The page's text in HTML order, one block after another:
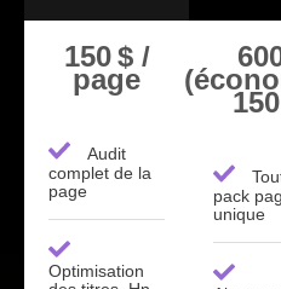
150 $ /
page
Audit
complet de la
page
Optimisation
pack
unique